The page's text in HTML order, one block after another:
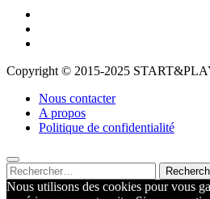
Copyright © 2015-2025
Nous contacter
A propos
Politique de confidentialité
Rechercher :
Nous utilisons des cookies pour vous